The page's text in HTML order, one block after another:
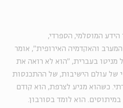
הידע המוסלמי, הספרדי,
והאקדמיה האירופית", אומר
מניטו בעברית, "הוא לא רואה את
של עולם הישיבות, של ההתכנסות
כשהוא מגיע לצרפת, הוא קודם
הוא לומד בסורבון.